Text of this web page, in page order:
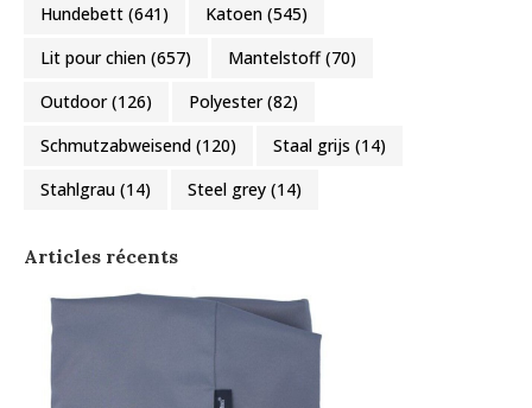
Hundebett (641) Katoen (545)
Lit pour chien (657) Mantelstoff(70)
Outdoor(126) Polyester(82)
Schmutzabweisend (120) Staal grijs (14)
Stahlgrau (14) Steel grey (14)
Articles récents